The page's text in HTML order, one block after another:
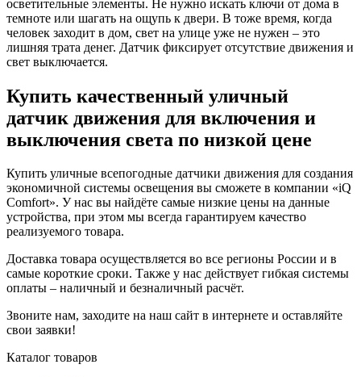
осветительные элементы. Не нужно искать ключи от дома в
темноте или шагать на ощупь к двери. В тоже время, когда
человек заходит в дом, свет на улице уже не нужен – это
лишняя трата денег. Датчик фиксирует отсутствие движения и
свет выключается.
Купить качественный уличный
датчик движения для включения и
выключения света по низкой цене
Купить уличные всепогодные датчики движения для создания
экономичной системы освещения вы сможете в компании «iQ
Comfort». У нас вы найдёте самые низкие цены на данные
устройства, при этом мы всегда гарантируем качество
реализуемого товара.
Доставка товара осуществляется во все регионы России и в
самые короткие сроки. Также у нас действует гибкая системы
оплаты – наличный и безналичный расчёт.
Звоните нам, заходите на наш сайт в интернете и оставляйте
свои заявки!
Каталог товаров